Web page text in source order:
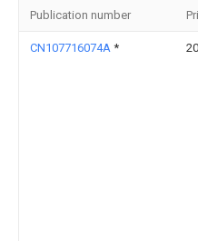
Publication number
CN107716074A *